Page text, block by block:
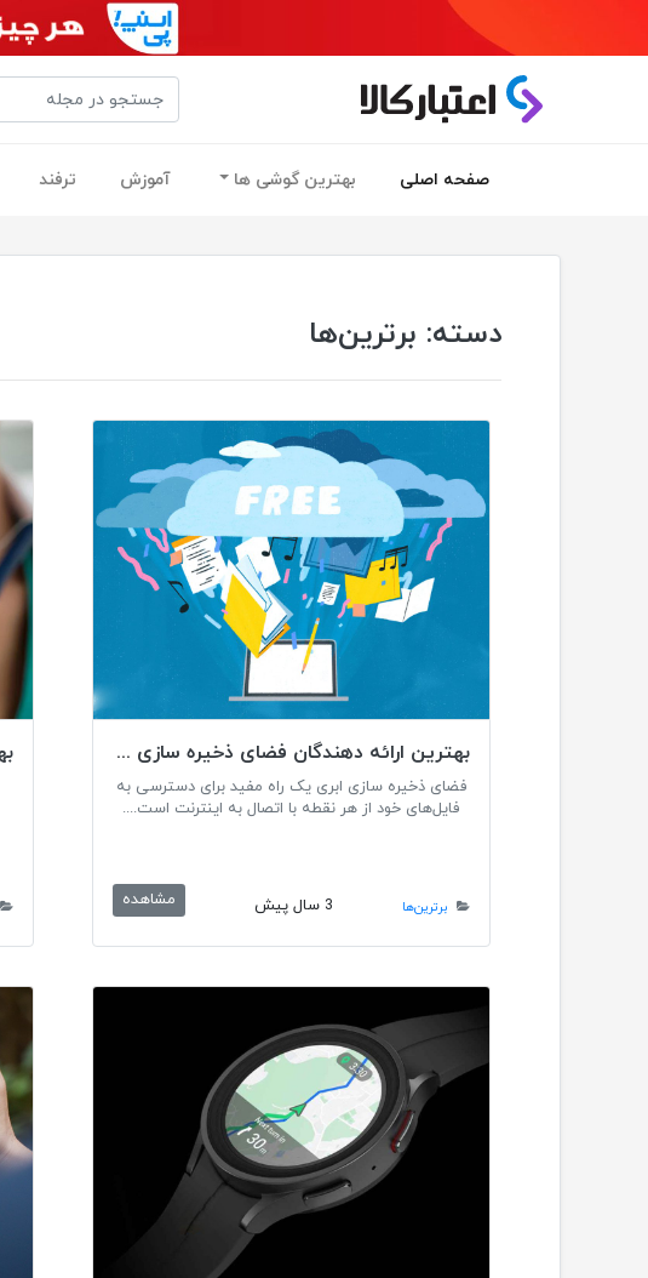
صفحه اصلی بهترین گوشی ها آموزش ترفند
دسته: برترین‌ها
بهترین ارائه دهندگان فضای ذخیره سازی ابری رایگان
فضای ذخیره سازی ابری یک راه مفید برای دسترسی به
فایل‌های خود از هر نقطه با اتصال به اینترنت است....
برترین‌ها 3 سال پیش مشاهده